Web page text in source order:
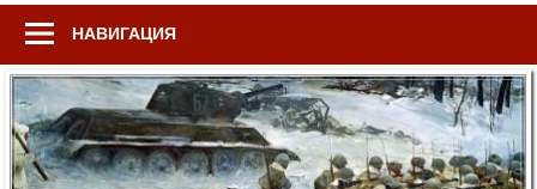
НАВИГАЦИЯ